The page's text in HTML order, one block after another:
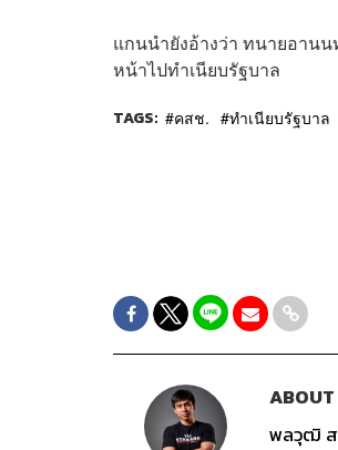
แกนนำยังอ้างว่า ทนายอาน
หน้าไปทำเนียบรัฐบาล
TAGS: คสช. ทำเนียบรัฐบาล
ABOUT
พลวุฒิ